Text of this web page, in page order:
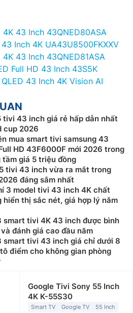
43 Inch 43QNED80ASA
Inch 4K UA43U8500FKXXV
43 Inch 43QNED81ASA
Full HD 43 Inch 43S5K
43 Inch 4K Vision AI
tivi 43 inch giá rẻ hấp dẫn nhất
cup 2026
mua smart tivi samsung 43
HD 43F6000F mới 2026 trong
tầm giá 5 triệu đồng
tivi 43 inch vừa ra mắt trong
đáng sắm nhất
3 model tivi 43 inch 4K chất
hiển thị sắc nét, giá hợp lý năm
smart tivi 4K 43 inch được bình
đánh giá cao đầu năm
smart tivi 43 inch giá chỉ dưới 8
điểm cho không gian phòng
Google Tivi Sony 55 Inch
4K K-55S30
Smart TV Google TV 55 Inch